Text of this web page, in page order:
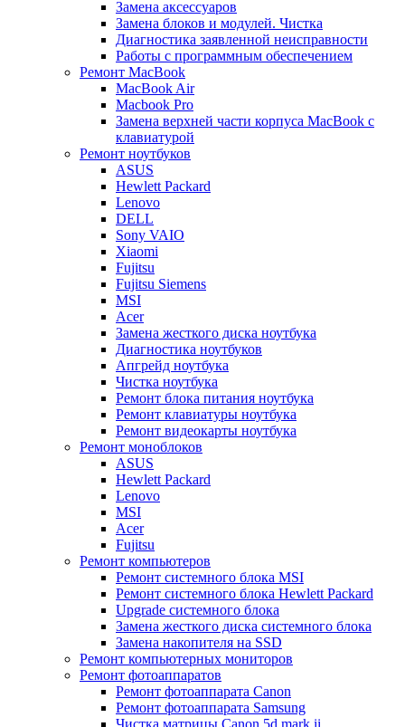
Замена аксессуаров
Замена блоков и модулей. Чистка
Диагностика заявленной неисправности
Работы с программным обеспечением
Ремонт MacBook
MacBook Air
Macbook Pro
Замена верхней части корпуса MacBook с
клавиатурой
Ремонт ноутбуков
ASUS
Hewlett Packard
Lenovo
DELL
Sony VAIO
Xiaomi
Fujitsu
Fujitsu Siemens
MSI
Acer
Замена жесткого диска ноутбука
Диагностика ноутбуков
Апгрейд ноутбука
Чистка ноутбука
Ремонт блока питания ноутбука
Ремонт клавиатуры ноутбука
Ремонт видеокарты ноутбука
Ремонт моноблоков
ASUS
Hewlett Packard
Lenovo
MSI
Acer
Fujitsu
Ремонт компьютеров
Ремонт системного блока MSI
Ремонт системного блока Hewlett Packard
Upgrade системного блока
Замена жесткого диска системного блока
Замена накопителя на SSD
Ремонт компьютерных мониторов
Ремонт фотоаппаратов
Ремонт фотоаппарата Canon
Ремонт фотоаппарата Samsung
Чистка матрицы Canon 5d mark ii